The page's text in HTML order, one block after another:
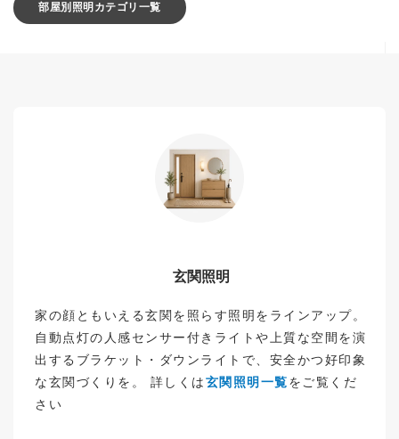
部屋別照明カテゴリ一覧
玄関照明
家の顔ともいえる玄関を照らす照明をラインアップ。
自動点灯の人感センサー付きライトや上質な空間を演
出するブラケット・ダウンライトで、安全かつ好印象
な玄関づくりを。 詳しくは玄関照明一覧をご覧くだ
さい